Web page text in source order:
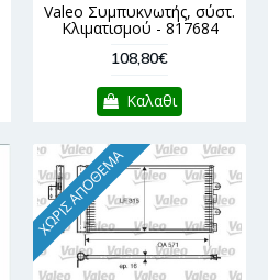
Valeo Συμπυκνωτής, σύστ.
Κλιματισμού - 817684
108,80€
Καλαθι
ΧΩΡΊΣ ΑΠΌΘΕΜΑ